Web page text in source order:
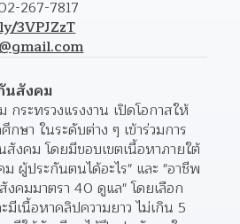
267-7817
3VPJZzT
นสังคม
ระทรวงแรงงาน เปิดโอกาสให้
ษา ในระดับต่าง ๆ เข้าร่วมการ
งคม โดยมีขอบเขตเนื้อหาภายใต้
ผู้ประกันตนได้อะไร" และ "อาชีพ
งคมมาตรา 40 ดูแล" โดยเลือก
เนื้อหาคลิปความยาว ไม่เกิน 5